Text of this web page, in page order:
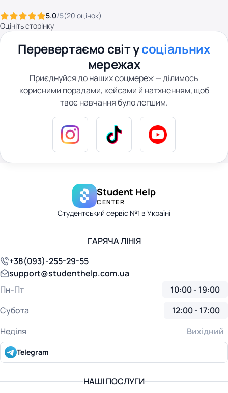
5.0/5(20 оцінок)
Оцініть сторінку
Перевертаємо світ усоціальних
мережах
Приєднуйся до наших соцмереж — ділимось
корисними порадами, кейсами й натхненням, щоб
твоє навчання було легшим.
Student Help
CENTER
Студентський сервіс №1 в Україні
НАШІ ПОСЛУГИ
ГАРЯЧА ЛІНІЯ
+38(093)-255-29-55
support@studenthelp.com.ua
Пн-Пт
10:00 - 19:00
Субота
12:00 - 17:00
Неділя
Вихідний
Telegram